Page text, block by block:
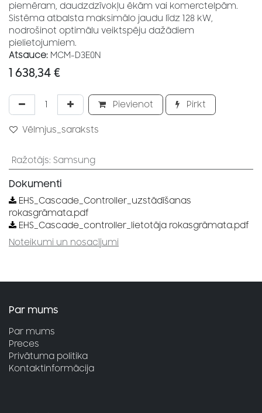
piemēram, daudzdzīvokļu ēkām vai komerctelpām.
Sistēma atbalsta maksimālo jaudu līdz 128 kW,
nodrošinot optimālu veiktspēju dažādiem
pielietojumiem.
Atsauce: MCM-D3E0N
1 638,34 €
Pievienot Pirkt
Vēlmjus_saraksts
Ražotājs: Samsung
Dokumenti
EHS_Cascade_Controller_uzstādīšanas
rokasgrāmata.pdf
EHS_Cascade_controller_lietotāja rokasgrāmata.pdf
Noteikumi un nosacījumi
Par mums
Par mums
Preces
Privātuma politika
Kontaktinformācija